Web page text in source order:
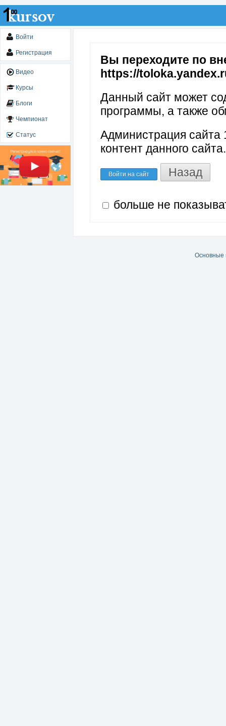
Войти
Регистрация
Видео
Курсы
Блоги
Чемпионат
Статус
Вы переходите по
https://
Данный сайт может
программы, а также
Администрация сайта
контент данного сайта.
Войти на сайт Назад
больше не
Основные